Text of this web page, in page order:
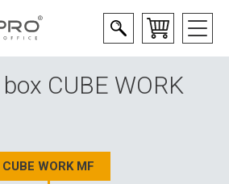
CUBE WORK
CUBE WORK MF